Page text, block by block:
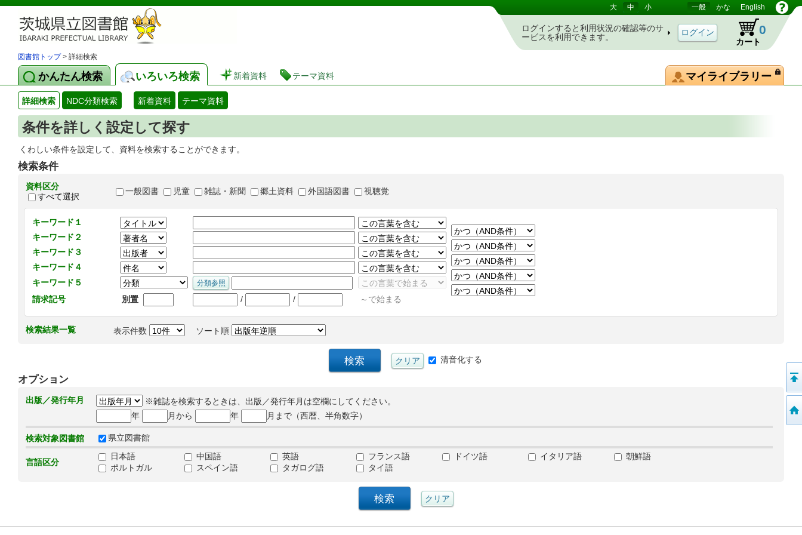
茨城県立図書館 蔵書検索・予約システム 大 中 小 一般 かな English
ログインすると利用状況の確認等のサ
ービスを利用できます。
カート
0
図書館トップ> 詳細検索
かんたん検索 いろいろ検索 新着資料 テーマ資料 マイライブラリー
詳細検索 NDC分類検索 新着資料 テーマ資料
条件を詳しく設定して探す
くわしい条件を設定して、資料を検索することができます。
検索条件
資料区分
すべて選択
一般図書 児童 雑誌・新聞 郷土資料 外国語図書 視聴覚
キーワード１
キーワード２
キーワード３
キーワード４
キーワード５
請求記号
別置 / / ～で始まる
検索結果一覧 表示件数 ソート順
清音化する
オプション
出版／発行年月
※雑誌を検索するときは、出版／発行年月は空欄にしてください。
年
月から 年 月まで（西暦、半角数字）
検索対象図書館 県立図書館
言語区分
日本語 中国語 英語 フランス語 ドイツ語 イタリア語
朝鮮語
ポルトガル
スペイン語 タガログ語 タイ語